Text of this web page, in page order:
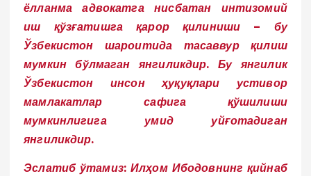
ёлланма адвокатга нисбатан интизомий
иш қўзғатишга қарор қилиниши – бу
Ўзбекистон шароитида тасаввур қилиш
мумкин бўлмаган янгиликдир. Бу янгилик
Ўзбекистон инсон ҳуқуқлари устивор
мамлакатлар сафига қўшилиши
мумкинлигига умид уйғотадиган
янгиликдир.
Эслатиб ўтамиз: Илҳом Ибодовнинг қийнаб